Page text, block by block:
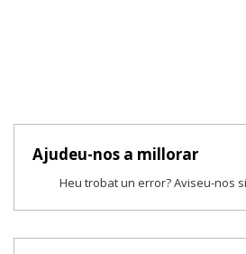
Ajudeu-nos a millorar
Heu trobat un error? Aviseu-nos